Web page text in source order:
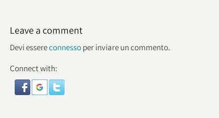
Leave a comment
Devi essereconnessoper inviare un commento.
Connect with: